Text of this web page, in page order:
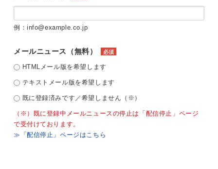
例：info@example.co.jp
メールニュース（無料） 必須
HTMLメール版を希望します
テキストメール版を希望します
既に登録済みです／希望しません（※）
（※）既に登録中メールニュースの停止は「配信停止」ページ
で受付けております。
≫「配信停止」ページはこちら